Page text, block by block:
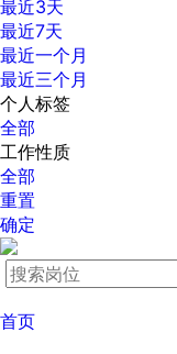
最近3天
最近7天
最近一个月
最近三个月
个人标签
全部
工作性质
全部
重置
确定
首页